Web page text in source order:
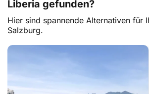
Liberia gefunden?
Hier sind spannende Alternativen für
Salzburg.